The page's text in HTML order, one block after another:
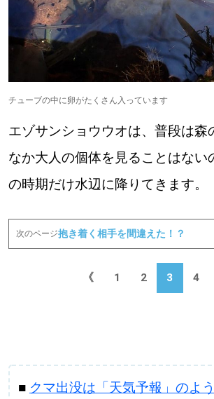
明日への”きっかけ”WEBマ
運営会社 広告掲載
【道央のお気に入りを見つけたい】
【道北のお気に入りを見つけたい】
【道東のお気に入りを見つけたい】
チューブの中に卵がたくさん入っています
エゾサンショウウオは、普段は森
なか大人の個体を見ることはない
の時期だけ水辺に降りてきます。
次のページ抱き着く相手を間違えた！？
《 1 2 3 4
■ クマ出没は「天気予報」のよ